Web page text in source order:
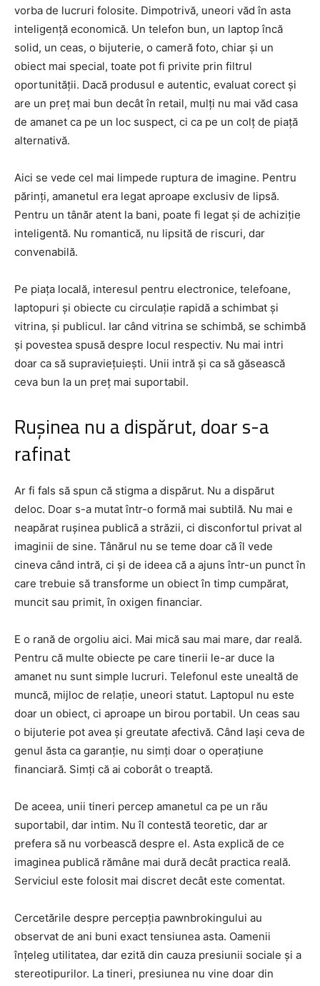
vorba de lucruri folosite. Dimpotrivă, uneori văd în asta
inteligență economică. Un telefon bun, un laptop încă
solid, un ceas, o bijuterie, o cameră foto, chiar și un
obiect mai special, toate pot fi privite prin filtrul
oportunității. Dacă produsul e autentic, evaluat corect și
are un preț mai bun decât în retail, mulți nu mai văd casa
de amanet ca pe un loc suspect, ci ca pe un colț de piață
alternativă.
Aici se vede cel mai limpede ruptura de imagine. Pentru
părinți, amanetul era legat aproape exclusiv de lipsă.
Pentru un tânăr atent la bani, poate fi legat și de achiziție
inteligentă. Nu romantică, nu lipsită de riscuri, dar
convenabilă.
Pe piața locală, interesul pentru electronice, telefoane,
laptopuri și obiecte cu circulație rapidă a schimbat și
vitrina, și publicul. Iar când vitrina se schimbă, se schimbă
și povestea spusă despre locul respectiv. Nu mai intri
doar ca să supraviețuiești. Unii intră și ca să găsească
ceva bun la un preț mai suportabil.
Rușinea nu a dispărut, doar s-a
rafinat
Ar fi fals să spun că stigma a dispărut. Nu a dispărut
deloc. Doar s-a mutat într-o formă mai subtilă. Nu mai e
neapărat rușinea publică a străzii, ci disconfortul privat al
imaginii de sine. Tânărul nu se teme doar că îl vede
cineva când intră, ci și de ideea că a ajuns într-un punct în
care trebuie să transforme un obiect în timp cumpărat,
muncit sau primit, în oxigen financiar.
E o rană de orgoliu aici. Mai mică sau mai mare, dar reală.
Pentru că multe obiecte pe care tinerii le-ar duce la
amanet nu sunt simple lucruri. Telefonul este unealtă de
muncă, mijloc de relație, uneori statut. Laptopul nu este
doar un obiect, ci aproape un birou portabil. Un ceas sau
o bijuterie pot avea și greutate afectivă. Când lași ceva de
genul ăsta ca garanție, nu simți doar o operațiune
financiară. Simți că ai coborât o treaptă.
De aceea, unii tineri percep amanetul ca pe un rău
suportabil, dar intim. Nu îl contestă teoretic, dar ar
prefera să nu vorbească despre el. Asta explică de ce
imaginea publică rămâne mai dură decât practica reală.
Serviciul este folosit mai discret decât este comentat.
Cercetările despre percepția pawnbrokingului au
observat de ani buni exact tensiunea asta. Oamenii
înțeleg utilitatea, dar ezită din cauza presiunii sociale și a
stereotipurilor. La tineri, presiunea nu vine doar din